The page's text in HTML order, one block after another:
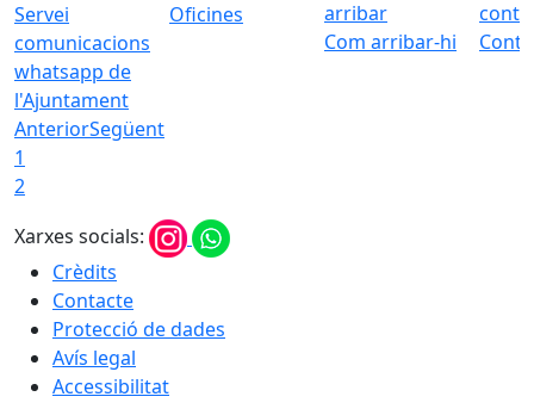
Servei
comunicacions
whatsapp de
l'Ajuntament
Oficines
Com arribar-hi
AnteriorSegüent
1
2
Xarxes socials:
Crèdits
Contacte
Protecció de dades
Avís legal
Accessibilitat